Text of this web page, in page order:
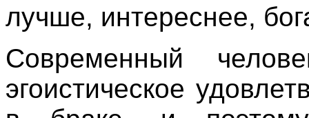
лучше, интереснее,
Современный
эгоистическое